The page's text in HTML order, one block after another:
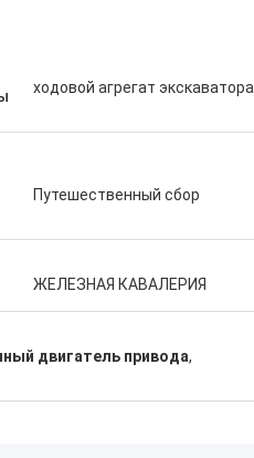
и дружелюбные.
понадобится.
ходовой агрегат экскаватора
Путешественный сбор
ЖЕЛЕЗНАЯ КАВАЛЕРИЯ
двигатель привода,